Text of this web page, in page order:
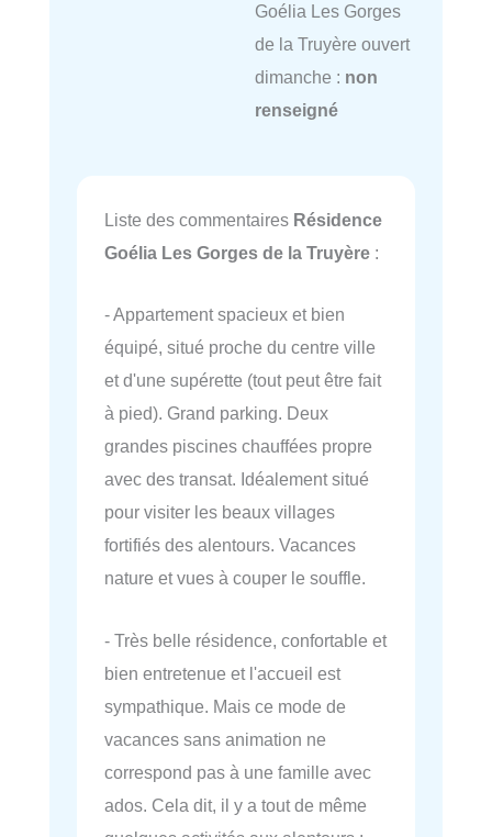
Goélia Les Gorges
de la Truyère ouvert
dimanche : non
renseigné
Liste des commentaires Résidence
Goélia Les Gorges de la Truyère :
- Appartement spacieux et bien
équipé, situé proche du centre ville
et d'une supérette (tout peut être fait
à pied). Grand parking. Deux
grandes piscines chauffées propre
avec des transat. Idéalement situé
pour visiter les beaux villages
fortifiés des alentours. Vacances
nature et vues à couper le souffle.
- Très belle résidence, confortable et
bien entretenue et l'accueil est
sympathique. Mais ce mode de
vacances sans animation ne
correspond pas à une famille avec
ados. Cela dit, il y a tout de même